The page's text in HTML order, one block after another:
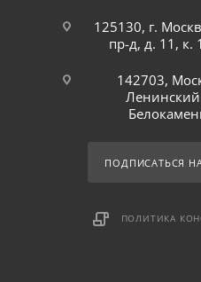
125130, г.
пр-д, д. 11, к.
142703,
ПОДПИСАТЬСЯ
ПОЛИТИКА